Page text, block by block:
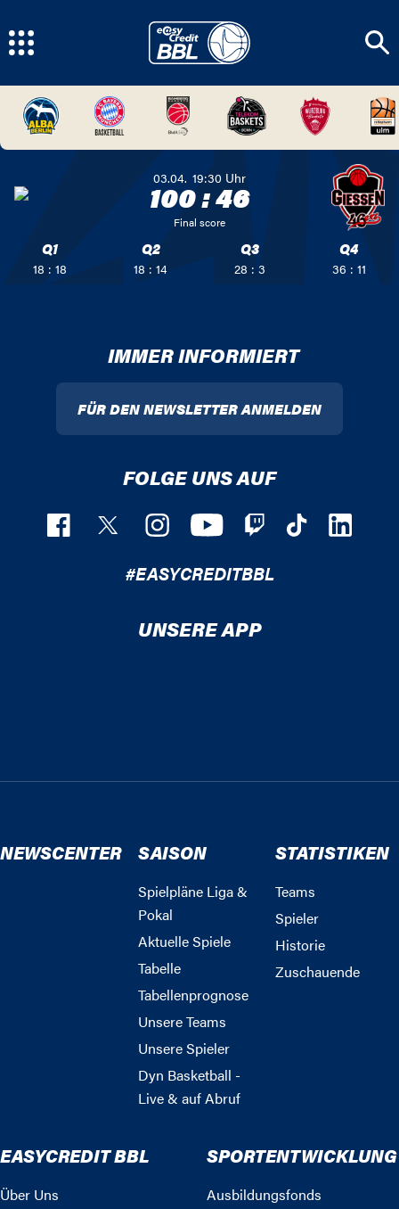
03.04. 19:30 Uhr
100:46
Final score
Q1
18 : 18
Q2
18 : 14
Q3
28 : 3
Q4
36 : 11
IMMER INFORMIERT
FÜR DEN NEWSLETTER ANMELDEN
FOLGE UNS AUF
#EASYCREDITBBL
UNSERE APP
NEWSCENTER SAISON
Spielpläne Liga &
Pokal
Aktuelle Spiele
Tabelle
Tabellenprognose
Unsere Teams
Unsere Spieler
Dyn Basketball -
Live & auf Abruf
STATISTIKEN
Teams
Spieler
Historie
Zuschauende
EASYCREDIT BBL
Über Uns
SPORTENTWICKLUNG
Ausbildungsfonds